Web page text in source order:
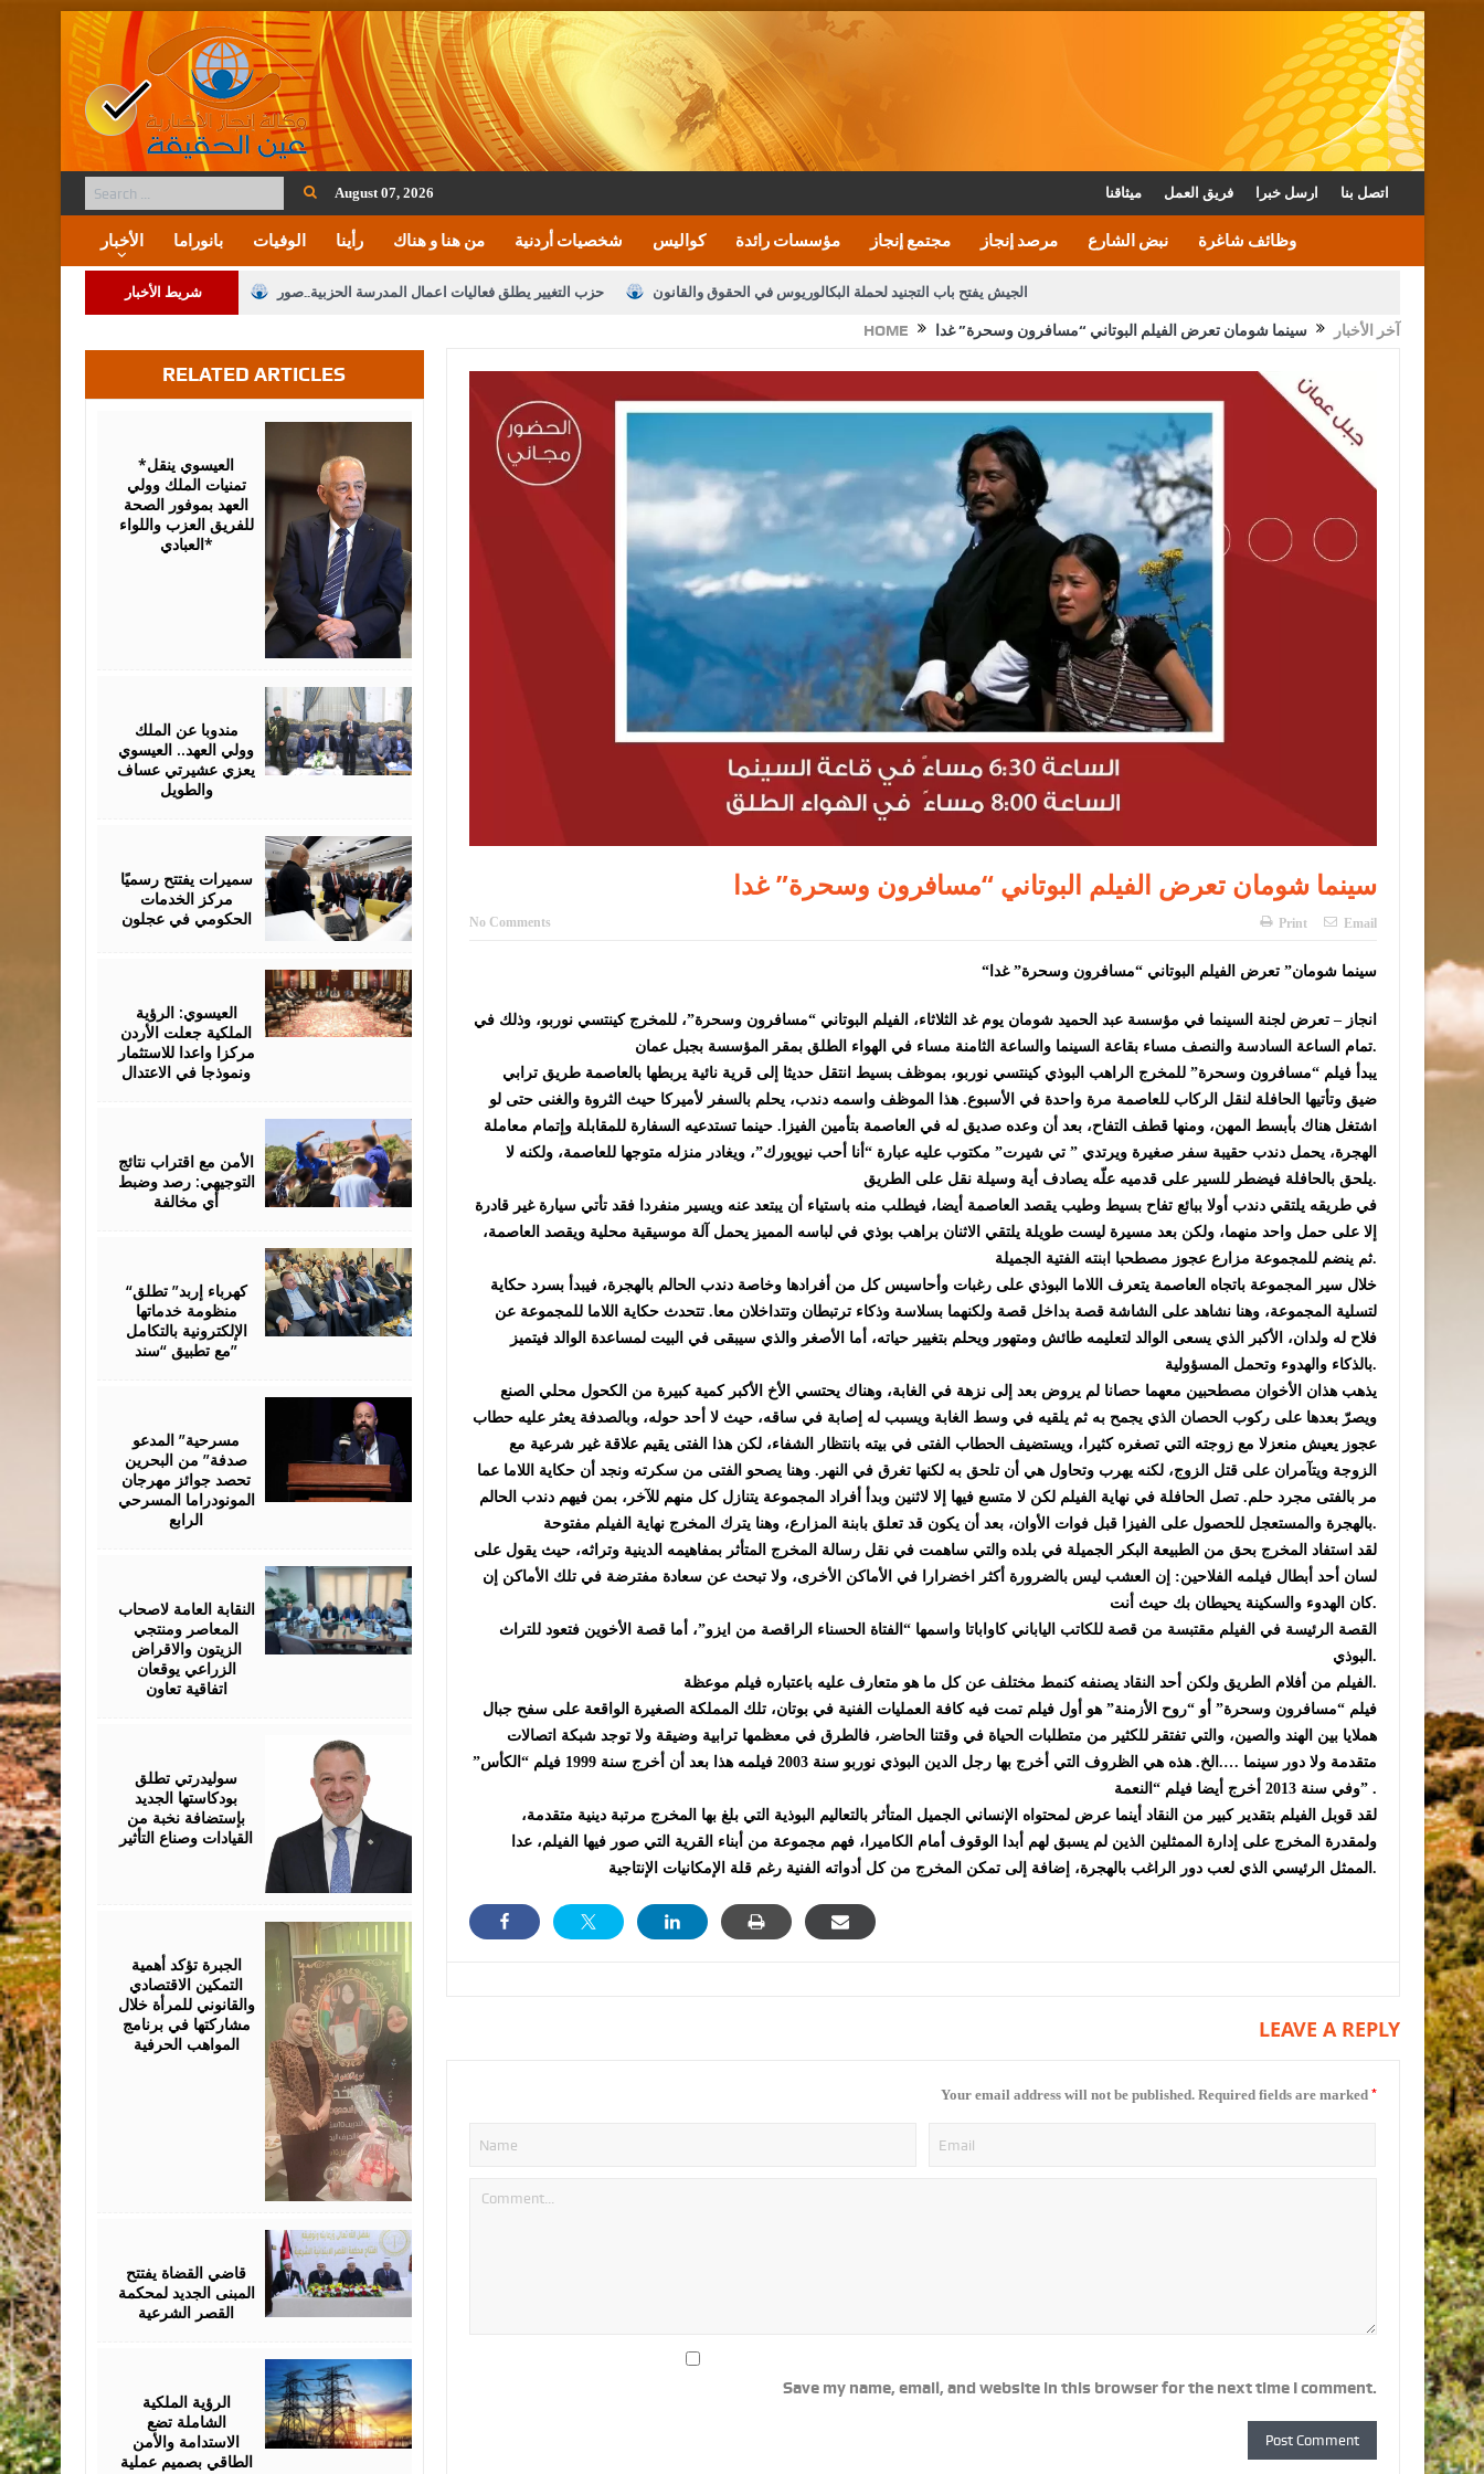
August 07, 2026 ميثاقنا فريق العمل ارسل خبرا اتصل بنا
الأخبار بانوراما الوفيات رأينا من هنا و هناك شخصيات أردنية كواليس مؤسسات رائدة مجتمع إنجاز مرصد إنجاز نبض الشارع وظائف شاغرة
شريط الأخبار حزب التغيير يطلق فعاليات اعمال المدرسة الحزبية..صور الجيش يفتح باب التجنيد لحملة البكالوريوس في الحقوق والقانون
الأمن يتلف 16 مليون حبة كبتاجون و1480 كغم مواد مخدرة
النواب يقر مشروع تعديل قانون الملكية العقارية القاضي يلتقي رؤساء تحرير الصحف اليومية ويؤكد حرص مجلس النواب على شراكة فاعلة مع الإعلام
دعوة المكلفين بخدمة العلم (الدفعة الثالثة) إلى مراجعة منصة خدمة العلم الملك يلتقي مجموعة من رفاق السلاح الملك يتلقى اتصالا هاتفيا من العاهل البحريني
القاضي محمود أحمد فريحات.. مبارك ومزيدا من التوفيق
HOME آخر الأخبار سينما شومان تعرض الفيلم البوتاني “مسافرون وسحرة” غدا
سينما شومان تعرض الفيلم البوتاني “مسافرون وسحرة” غدا
No Comments Print Email
“سينما شومان” تعرض الفيلم البوتاني “مسافرون وسحرة” غدا
انجاز – تعرض لجنة السينما في مؤسسة عبد الحميد شومان يوم غد الثلاثاء، الفيلم البوتاني “مسافرون وسحرة”، للمخرج كينتسي نوربو، وذلك في
تمام الساعة السادسة والنصف مساء بقاعة السينما والساعة الثامنة مساء في الهواء الطلق بمقر المؤسسة بجبل عمان.
يبدأ فيلم “مسافرون وسحرة” للمخرج الراهب البوذي كينتسي نوربو، بموظف بسيط انتقل حديثا إلى قرية نائية يربطها بالعاصمة طريق ترابي
ضيق وتأتيها الحافلة لنقل الركاب للعاصمة مرة واحدة في الأسبوع. هذا الموظف واسمه دندب، يحلم بالسفر لأميركا حيث الثروة والغنى حتى لو
اشتغل هناك بأبسط المهن، ومنها قطف التفاح، بعد أن وعده صديق له في العاصمة بتأمين الفيزا. حينما تستدعيه السفارة للمقابلة وإتمام معاملة
الهجرة، يحمل دندب حقيبة سفر صغيرة ويرتدي ” تي شيرت” مكتوب عليه عبارة “أنا أحب نيويورك”، ويغادر منزله متوجها للعاصمة، ولكنه لا
يلحق بالحافلة فيضطر للسير على قدميه علّه يصادف أية وسيلة نقل على الطريق.
في طريقه يلتقي دندب أولا ببائع تفاح بسيط وطيب يقصد العاصمة أيضا، فيطلب منه باستياء أن يبتعد عنه ويسير منفردا فقد تأتي سيارة غير قادرة
إلا على حمل واحد منهما، ولكن بعد مسيرة ليست طويلة يلتقي الاثنان براهب بوذي في لباسه المميز يحمل آلة موسيقية محلية ويقصد العاصمة،
ثم ينضم للمجموعة مزارع عجوز مصطحبا ابنته الفتية الجميلة.
خلال سير المجموعة باتجاه العاصمة يتعرف اللاما البوذي على رغبات وأحاسيس كل من أفرادها وخاصة دندب الحالم بالهجرة، فيبدأ بسرد حكاية
لتسلية المجموعة، وهنا نشاهد على الشاشة قصة بداخل قصة ولكنهما بسلاسة وذكاء ترتبطان وتتداخلان معا. تتحدث حكاية اللاما للمجموعة عن
فلاح له ولدان، الأكبر الذي يسعى الوالد لتعليمه طائش ومتهور ويحلم بتغيير حياته، أما الأصغر والذي سيبقى في البيت لمساعدة الوالد فيتميز
بالذكاء والهدوء وتحمل المسؤولية.
يذهب هذان الأخوان مصطحبين معهما حصانا لم يروض بعد إلى نزهة في الغابة، وهناك يحتسي الأخ الأكبر كمية كبيرة من الكحول محلي الصنع
ويصرّ بعدها على ركوب الحصان الذي يجمح به ثم يلقيه في وسط الغابة ويسبب له إصابة في ساقه، حيث لا أحد حوله، وبالصدفة يعثر عليه حطاب
عجوز يعيش منعزلا مع زوجته التي تصغره كثيرا، ويستضيف الحطاب الفتى في بيته بانتظار الشفاء، لكن هذا الفتى يقيم علاقة غير شرعية مع
الزوجة ويتآمران على قتل الزوج، لكنه يهرب وتحاول هي أن تلحق به لكنها تغرق في النهر. وهنا يصحو الفتى من سكرته ونجد أن حكاية اللاما عما
مر بالفتى مجرد حلم. تصل الحافلة في نهاية الفيلم لكن لا متسع فيها إلا لاثنين وبدأ أفراد المجموعة يتنازل كل منهم للآخر، بمن فيهم دندب الحالم
بالهجرة والمستعجل للحصول على الفيزا قبل فوات الأوان، بعد أن يكون قد تعلق بابنة المزارع، وهنا يترك المخرج نهاية الفيلم مفتوحة.
لقد استفاد المخرج بحق من الطبيعة البكر الجميلة في بلده والتي ساهمت في نقل رسالة المخرج المتأثر بمفاهيمه الدينية وتراثه، حيث يقول على
لسان أحد أبطال فيلمه الفلاحين: إن العشب ليس بالضرورة أكثر اخضرارا في الأماكن الأخرى، ولا تبحث عن سعادة مفترضة في تلك الأماكن إن
كان الهدوء والسكينة يحيطان بك حيث أنت.
القصة الرئيسة في الفيلم مقتبسة من قصة للكاتب الياباني كاواباتا واسمها “الفتاة الحسناء الراقصة من ايزو”، أما قصة الأخوين فتعود للتراث
البوذي.
الفيلم من أفلام الطريق ولكن أحد النقاد يصنفه كنمط مختلف عن كل ما هو متعارف عليه باعتباره فيلم موعظة.
فيلم “مسافرون وسحرة” أو “روح الأزمنة” هو أول فيلم تمت فيه كافة العمليات الفنية في بوتان، تلك المملكة الصغيرة الواقعة على سفح جبال
هملايا بين الهند والصين، والتي تفتقر للكثير من متطلبات الحياة في وقتنا الحاضر، فالطرق في معظمها ترابية وضيقة ولا توجد شبكة اتصالات
متقدمة ولا دور سينما ….الخ. هذه هي الظروف التي أخرج بها رجل الدين البوذي نوربو سنة 2003 فيلمه هذا بعد أن أخرج سنة 1999 فيلم “الكأس”
وفي سنة 2013 أخرج أيضا فيلم “النعمة” .
لقد قوبل الفيلم بتقدير كبير من النقاد أينما عرض لمحتواه الإنساني الجميل المتأثر بالتعاليم البوذية التي بلغ بها المخرج مرتبة دينية متقدمة،
ولمقدرة المخرج على إدارة الممثلين الذين لم يسبق لهم أبدا الوقوف أمام الكاميرا، فهم مجموعة من أبناء القرية التي صور فيها الفيلم، عدا
الممثل الرئيسي الذي لعب دور الراغب بالهجرة، إضافة إلى تمكن المخرج من كل أدواته الفنية رغم قلة الإمكانيات الإنتاجية.
LEAVE A REPLY
Your email address will not be published. Required fields are marked *
Save my name, email, and website in this browser for the next time I comment.
RELATED ARTICLES
*العيسوي ينقل
تمنيات الملك وولي
العهد بموفور الصحة
للفريق العزب واللواء
العبادي*
مندوبا عن الملك
وولي العهد.. العيسوي
يعزي عشيرتي عساف
والطويل
سميرات يفتتح رسميًا
مركز الخدمات
الحكومي في عجلون
2026
العيسوي: الرؤية
الملكية جعلت الأردن
مركزا واعدا للاستثمار
ونموذجا في الاعتدال
الأمن مع اقتراب نتائج
التوجيهي: رصد وضبط
أي مخالفة
2026
“كهرباء إربد” تطلق
منظومة خدماتها
الإلكترونية بالتكامل
مع تطبيق “سند”
مسرحية” المدعو
صدفة” من البحرين
تحصد جوائز مهرجان
المونودراما المسرحي
الرابع
النقابة العامة لاصحاب
المعاصر ومنتجي
الزيتون والاقراض
الزراعي يوقعان
اتفاقية تعاون
2026
سوليدرتي تطلق
بودكاستها الجديد
بإستضافة نخبة من
القيادات وصناع التأثير
الجبرة تؤكد أهمية
التمكين الاقتصادي
والقانوني للمرأة خلال
مشاركتها في برنامج
المواهب الحرفية
قاضي القضاة يفتتح
المبنى الجديد لمحكمة
القصر الشرعية
الرؤية الملكية
الشاملة تضع
الاستدامة والأمن
الطاقي بصميم عملية